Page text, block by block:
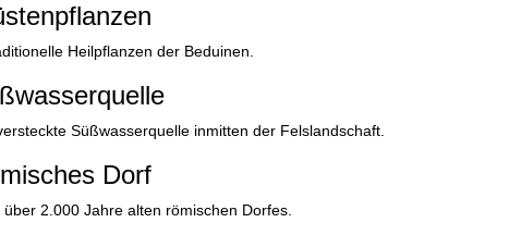
Heilpflanzen der Beduinen.
Süßwasserquelle inmitten der Felslandschaft.
Dorf
2.000 Jahre alten römischen Dorfes.